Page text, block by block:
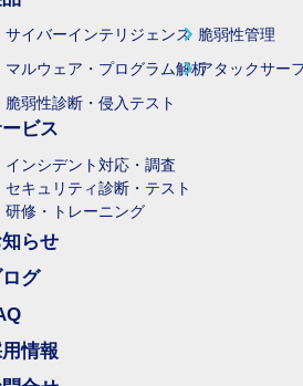
サイバーインテリジェンス
マルウェア・プログラム解析
脆弱性診断・侵入テスト
脆弱性管理
アタックサー
ビス
インシデント対応・調査
セキュリティ診断・テスト
研修・トレーニング
らせ
グ
情報